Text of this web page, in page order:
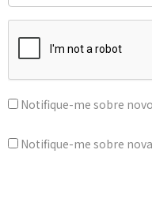
Notifique-me sobre
Notifique-me sobre